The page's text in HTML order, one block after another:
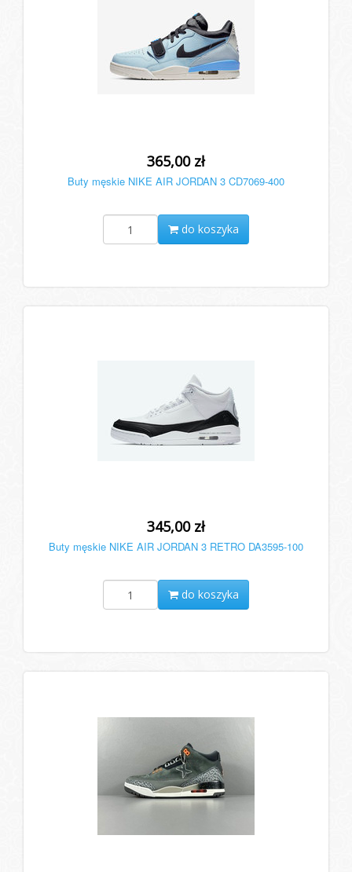
365,00 zł
Buty męskie NIKE AIR JORDAN 3 CD7069-400
do koszyka
345,00 zł
Buty męskie NIKE AIR JORDAN 3 RETRO DA3595-100
do koszyka